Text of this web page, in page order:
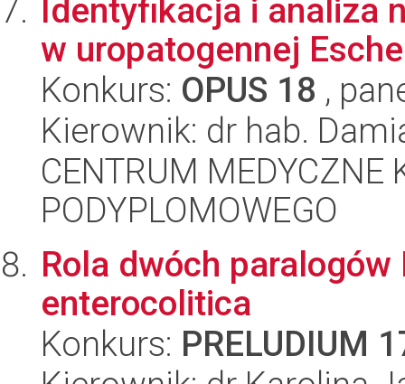
Identyfikacja i analiza
w uropatogennej
Konkurs: OPUS 18 ,
Kierownik: dr hab.
CENTRUM MEDYCZNE
PODYPLOMOWEGO
Rola dwóch
enterocolitica
Konkurs: PRELUDIUM